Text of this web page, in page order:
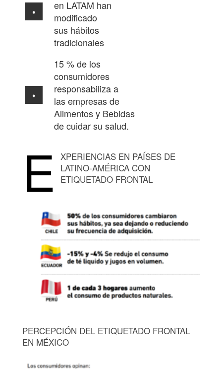
en LATAM han
modificado
sus hábitos
tradicionales
15 % de los
consumidores
responsabiliza a
las empresas de
Alimentos y Bebidas
de cuidar su salud.
E XPERIENCIAS EN PAÍSES DE
LATINO-AMÉRICA CON
ETIQUETADO FRONTAL
PERCEPCIÓN DEL ETIQUETADO FRONTAL
EN MÉXICO